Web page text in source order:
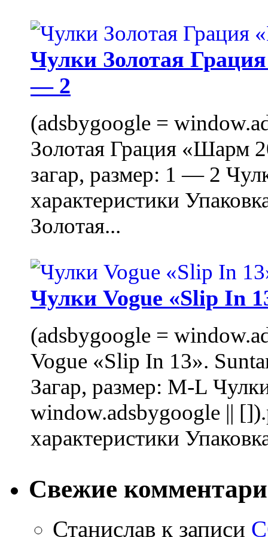
Чулки Золотая
— 2
(adsbygoogle =
Золотая Грация «Шарм
загар, размер: 1 — 2
характеристики
Золотая...
Чулки Vogue «Slip In
(adsbygoogle =
Vogue «Slip In 13».
Загар, размер: M-L
window.adsbygoogle ||
характеристики
Свежие
Станислав к записи